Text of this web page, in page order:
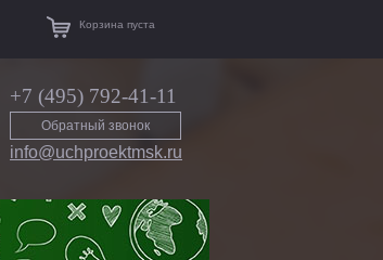
Корзина пуста
+7 (495) 792-41-11
Обратный звонок
info@uchproektmsk.ru